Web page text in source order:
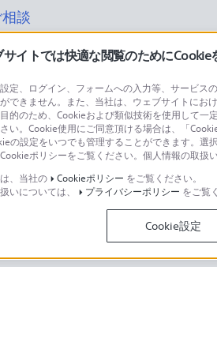
談
ショナル/業務用製品に関する
様はこちら
トアでのお買い物に関するご利
アのご利用方法・サービスに関しての
イトでは快適な閲覧のためにCookie
定、ログイン、フォームへの入力等、サービス
できません。また、当社は、ウェブサイトにお
的のため、Cookieおよび類似技術を使用して一
い。Cookie使用にご同意頂ける場合は、「
の設定をいつでも管理することができます。
ポリシーをご覧ください。個人情報の取扱
、当社の
Cookieポリシー をご覧ください。
いについては、
プライバシーポリシー をご覧
Cookie設定